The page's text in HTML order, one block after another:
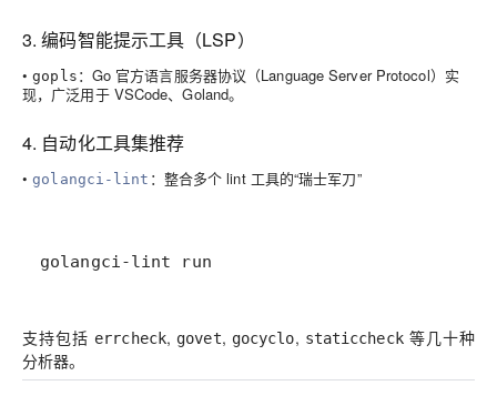
3. 编码智能提示工具（LSP）
•gopls ：Go 官方语言服务器协议（Language Server Protocol）实
现，广泛用于 VSCode、Goland。
4. 自动化工具集推荐
•golangci-lint ：整合多个 lint 工具的“瑞士军刀”
golangci-lint run
支持包括 errcheck, govet, gocyclo, staticcheck等几十种
分析器。